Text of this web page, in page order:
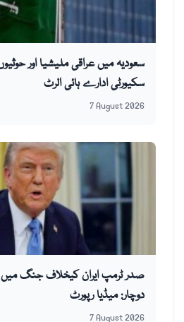
سعودیہ میں عراقی ملیشیا اور
سکیورٹی ادارے ہائی الرٹ
7 August 2026
صدر ٹرمپ ایران کیخلاف جنگ
دوچار: میڈیا رپورٹ
7 August 2026